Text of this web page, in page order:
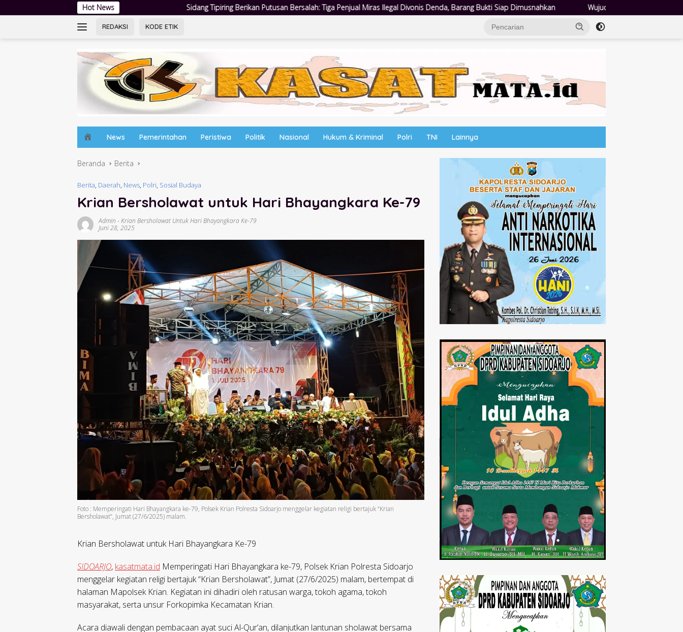
ke
Hot News
Sidang Tipiring Berikan Putusan Bersalah: Tiga Penjual Miras Ilegal Divonis Denda, Barang Bukti Siap Dimusnahkan Wujud Pembangunan Sosial: Pemkab Sidoarjo Lindungi 42.210
REDAKSI KODE ETIK
o
e
News Pemerintahan Peristiwa Politik Nasional Hukum & Kriminal Polri TNI Lainnya
Beranda Berita
Berita, Daerah, News, Polri, Sosial Budaya
Krian Bersholawat untuk Hari Bhayangkara Ke-79
Admin -Krian Bersholawat Untuk Hari Bhayangkara Ke-79
Juni 28, 2025
Foto : Memperingati Hari Bhayangkara ke-79, Polsek Krian Polresta Sidoarjo menggelar kegiatan religi bertajuk “Krian
Bersholawat”, Jumat (27/6/2025) malam.
Krian Bersholawat untuk Hari Bhayangkara Ke-79
SIDOARJO, kasatmata.id Memperingati Hari Bhayangkara ke-79, Polsek Krian Polresta Sidoarjo
menggelar kegiatan religi bertajuk “Krian Bersholawat”, Jumat (27/6/2025) malam, bertempat di
halaman Mapolsek Krian. Kegiatan ini dihadiri oleh ratusan warga, tokoh agama, tokoh
masyarakat, serta unsur Forkopimka Kecamatan Krian.
Acara diawali dengan pembacaan ayat suci Al-Qur’an, dilanjutkan lantunan sholawat bersama